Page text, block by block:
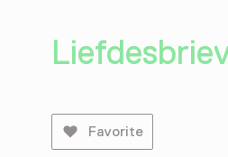
Favorite